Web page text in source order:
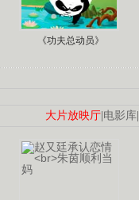
《功夫总动员》
大片放映厅 电影库